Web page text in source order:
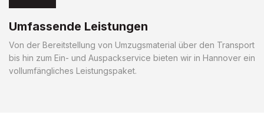
Umfassende Leistungen
Von der Bereitstellung von Umzugsmaterial über den Transport
bis hin zum Ein- und Auspackservice bieten wir in Hannover ein
vollumfängliches Leistungspaket.